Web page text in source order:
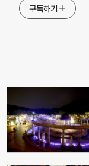
구독하기